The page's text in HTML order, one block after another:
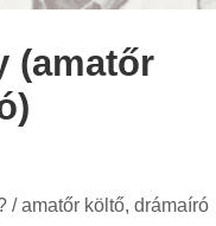
(amatőr
/ amatőr költő, drámaíró